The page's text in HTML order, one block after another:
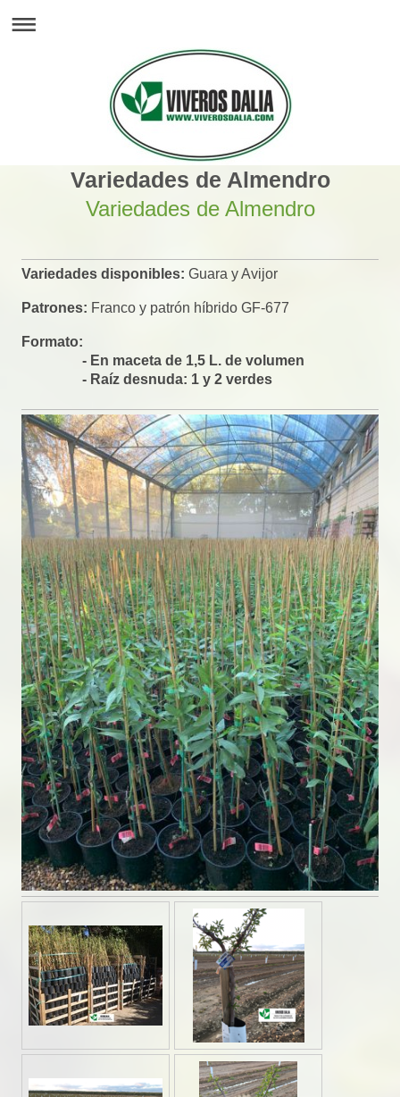
Variedades de Almendro
Variedades de Almendro
Variedades disponibles: Guara y Avijor
Patrones: Franco y patrón híbrido GF-677
Formato:
- En maceta de 1,5 L. de volumen
- Raíz desnuda: 1 y 2 verdes